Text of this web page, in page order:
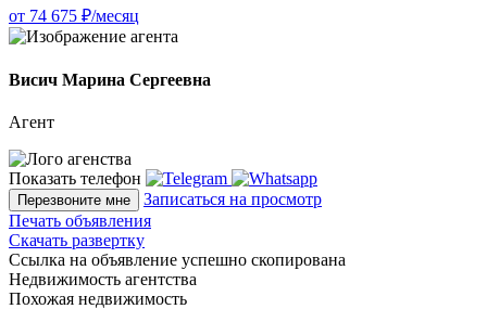
от 74 675 ₽/месяц
Висич Марина Сергеевна
Агент
Показать телефон
Перезвоните мне
Записаться на просмотр
Печать объявления
Скачать развертку
Ссылка на объявление успешно скопирована
Недвижимость агентства
Похожая недвижимость